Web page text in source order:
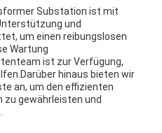
Substation ist mit
und
um einen reibungslosen
Wartung
ist zur Verfügung,
hinaus bieten wir
an, um den effizienten
zu gewährleisten und